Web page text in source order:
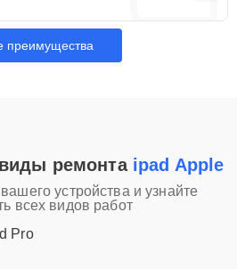
преимущества
ремонта ipad Apple
устройства и узнайте
всех видов работ
Pro